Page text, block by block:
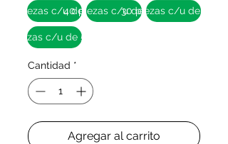
72 piezas c/u de 20g40 piezas c/u de 40g30 piezas c/u de 150g
6 piezas c/u de 500g
Cantidad *
Agregar al carrito